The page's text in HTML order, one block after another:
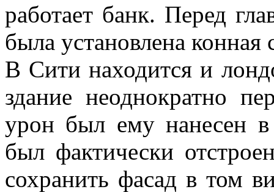
работает банк. Перед
была установлена конная
В Сити находится и
здание неоднократно
урон был ему нанесен
был фактически
сохранить фасад в том